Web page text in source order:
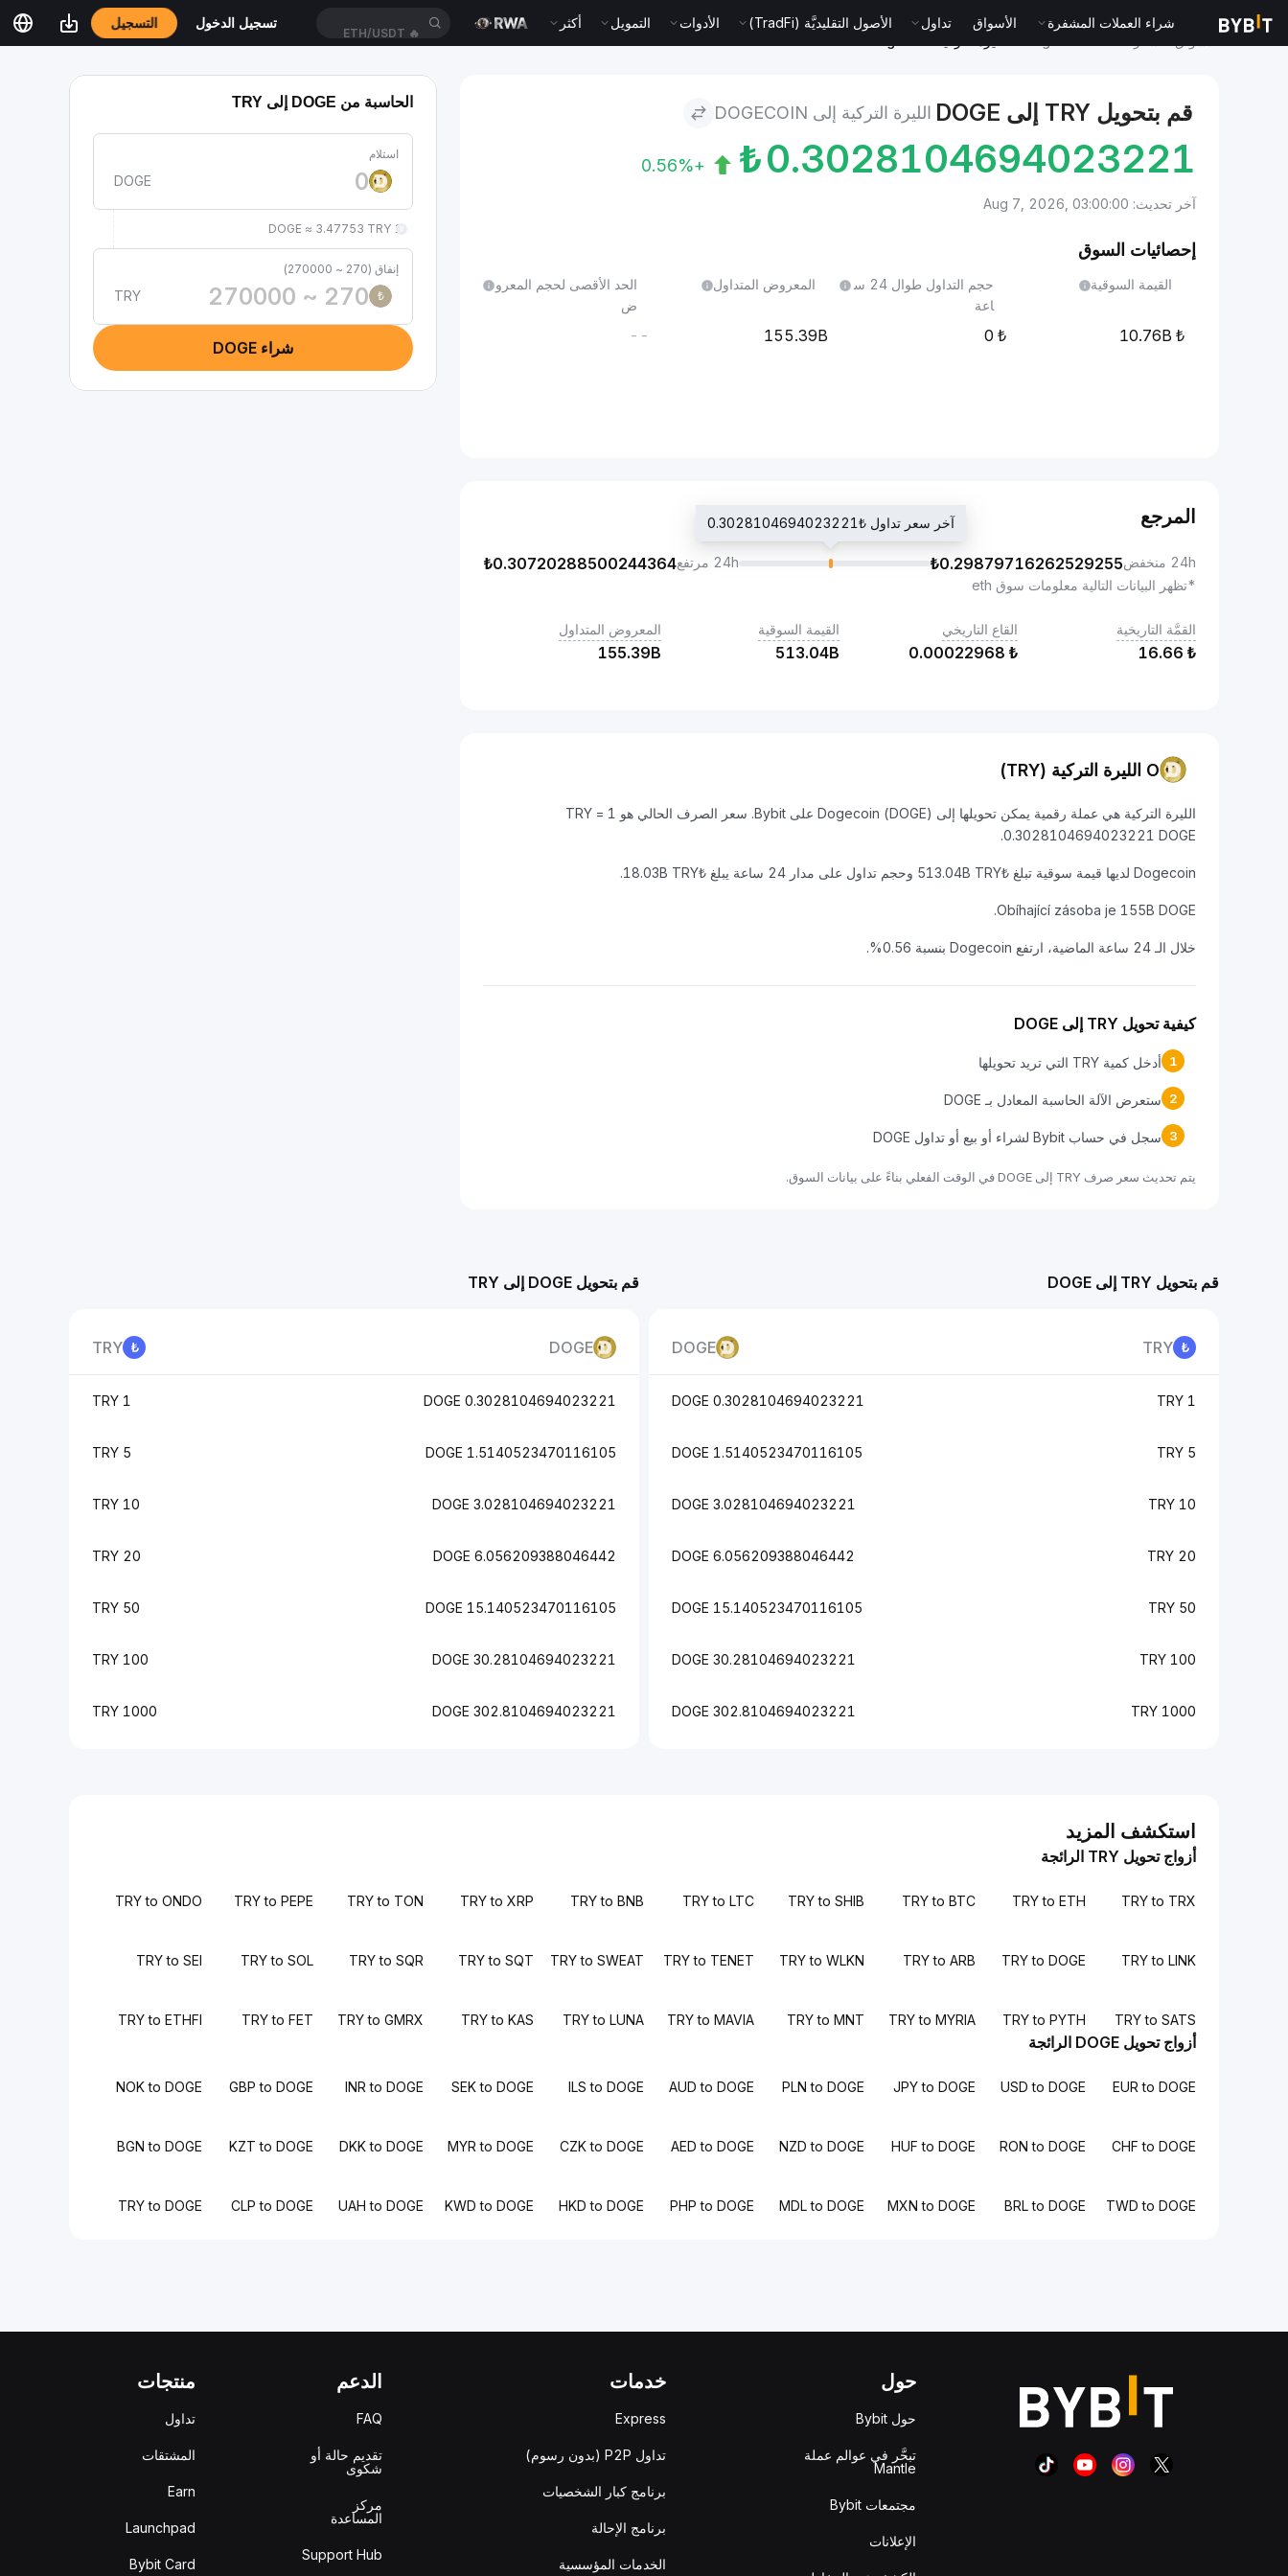
شراء العملات المشفرة الأسواق تداول الأصول التقليديَّة (TradFi) الأدوات التمويل أكثر تسجيل الدخول التسجيل
قم بتحويل TRY إلى DOGE الليرة التركية إلى DOGECOIN
₺0.3028104694023221
+0.56%
آخر تحديث: Aug 7, 2026, 03:00:00
إحصائيات السوق
القيمة السوقية
10.76B
حجم التداول طوال 24 س
اعة
0
المعروض المتداول
155.39B
الحد الأقصى لحجم المعرو
ض
--
المرجع
24h منخفض ₺0.29879716262529255
آخر سعر تداول ₺0.3028104694023221
24h مرتفع ₺0.30720288500244364
*تظهر البيانات التالية معلومات سوق eth
القمَّة التاريخية
₺
16.66
القاع التاريخي
₺
0.00022968
القيمة السوقية
513.04B
المعروض المتداول
155.39B
O الليرة التركية (TRY)
الليرة التركية هي عملة رقمية يمكن تحويلها إلى Dogecoin (DOGE) على Bybit. سعر الصرف الحالي هو 1 TRY =
0.3028104694023221 DOGE.
Dogecoin لديها قيمة سوقية تبلغ ₺513.04B TRY وحجم تداول على مدار 24 ساعة يبلغ ₺18.03B TRY.
Obíhající zásoba je 155B DOGE.
خلال الـ 24 ساعة الماضية، ارتفع Dogecoin بنسبة 0.56%.
كيفية تحويل TRY إلى DOGE
1 أدخل كمية TRY التي تريد تحويلها
2 ستعرض الآلة الحاسبة المعادل بـ DOGE
3 سجل في حساب Bybit لشراء أو بيع أو تداول DOGE
يتم تحديث سعر صرف TRY إلى DOGE في الوقت الفعلي بناءً على بيانات السوق.
الحاسبة من DOGE إلى TRY
استلام
DOGE
1 DOGE ≈ 3.47753 TRY
إنفاق (270 ~ 270000)
₺
TRY
شراء DOGE
قم بتحويل DOGE إلى TRY
DOGE
TRY
0.3028104694023221 DOGE
1 TRY
1.5140523470116105 DOGE
5 TRY
3.028104694023221 DOGE
10 TRY
6.056209388046442 DOGE
20 TRY
15.140523470116105 DOGE
50 TRY
30.28104694023221 DOGE
100 TRY
302.8104694023221 DOGE
1000 TRY
قم بتحويل TRY إلى DOGE
TRY
DOGE
1 TRY
0.3028104694023221 DOGE
5 TRY
1.5140523470116105 DOGE
10 TRY
3.028104694023221 DOGE
20 TRY
6.056209388046442 DOGE
50 TRY
15.140523470116105 DOGE
100 TRY
30.28104694023221 DOGE
1000 TRY
302.8104694023221 DOGE
استكشف المزيد
أزواج تحويل TRY الرائجة
TRY to TRX
TRY to ETH
TRY to BTC
TRY to SHIB
TRY to LTC
TRY to BNB
TRY to XRP
TRY to TON
TRY to PEPE
TRY to ONDO
TRY to LINK
TRY to DOGE
TRY to ARB
TRY to WLKN
TRY to TENET
TRY to SWEAT
TRY to SQT
TRY to SQR
TRY to SOL
TRY to SEI
TRY to SATS
TRY to PYTH
TRY to MYRIA
TRY to MNT
TRY to MAVIA
TRY to LUNA
TRY to KAS
TRY to GMRX
TRY to FET
TRY to ETHFI
أزواج تحويل DOGE الرائجة
EUR to DOGE
USD to DOGE
JPY to DOGE
PLN to DOGE
AUD to DOGE
ILS to DOGE
SEK to DOGE
INR to DOGE
GBP to DOGE
NOK to DOGE
CHF to DOGE
RON to DOGE
HUF to DOGE
NZD to DOGE
AED to DOGE
CZK to DOGE
MYR to DOGE
DKK to DOGE
KZT to DOGE
BGN to DOGE
TWD to DOGE
BRL to DOGE
MXN to DOGE
MDL to DOGE
PHP to DOGE
HKD to DOGE
KWD to DOGE
UAH to DOGE
CLP to DOGE
TRY to DOGE
حول
حول Bybit
تبحَّر في عوالم عملة
Mantle
مجتمعات Bybit
الإعلانات
خدمات
Express
تداول P2P (بدون رسوم)
برنامج كبار الشخصيات
برنامج الإحالة
الخدمات المؤسسية
الدعم
FAQ
تقديم حالة أو
شكوى
مركز
المساعدة
Support Hub
منتجات
تداول
المشتقات
Earn
Launchpad
Bybit Card